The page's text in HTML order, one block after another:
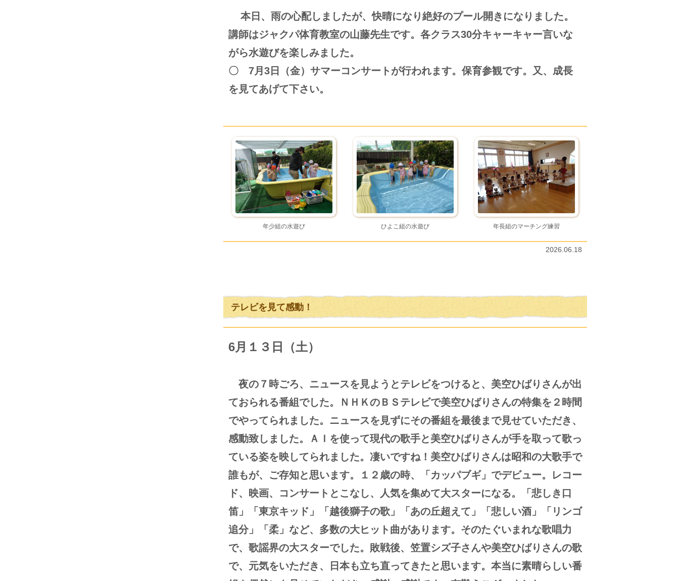
本日、雨の心配しましたが、快晴になり絶好のプール開きになりました。
講師はジャクパ体育教室の山藤先生です。各クラス30分キャーキャー言いな
がら水遊びを楽しみました。
〇 7月3日（金）サマーコンサートが行われます。保育参観です。又、成長
を見てあげて下さい。
年少組の水遊び ひよこ組の水遊び 年長組のマーチング練習
2026.06.18
テレビを見て感動！
6月１３日（土）
夜の７時ごろ、ニュースを見ようとテレビをつけると、美空ひばりさんが出
ておられる番組でした。ＮＨＫのＢＳテレビで美空ひばりさんの特集を２時間
でやってられました。ニュースを見ずにその番組を最後まで見せていただき、
感動致しました。ＡＩを使って現代の歌手と美空ひばりさんが手を取って歌っ
ている姿を映してられました。凄いですね！美空ひばりさんは昭和の大歌手で
誰もが、ご存知と思います。１２歳の時、「カッパブギ」でデビュー。レコー
ド、映画、コンサートとこなし、人気を集めて大スターになる。「悲しき口
笛」「東京キッド」「越後獅子の歌」「あの丘超えて」「悲しい酒」「リンゴ
追分」「柔」など、多数の大ヒット曲があります。そのたぐいまれな歌唱力
で、歌謡界の大スターでした。敗戦後、笠置シズ子さんや美空ひばりさんの歌
で、元気をいただき、日本も立ち直ってきたと思います。本当に素晴らしい番